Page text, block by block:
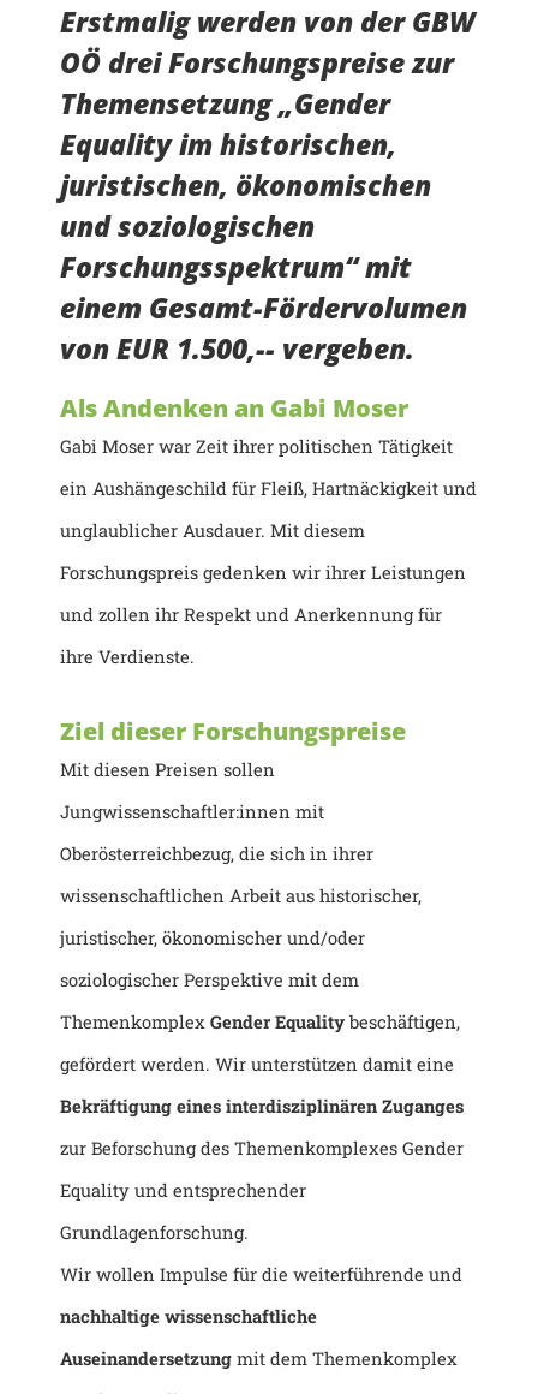
Erstmalig werden von der GBW
OÖ drei Forschungspreise zur
Themensetzung „Gender
Equality im historischen,
juristischen, ökonomischen
und soziologischen
Forschungsspektrum“ mit
einem Gesamt-Fördervolumen
von EUR 1.500,-- vergeben.
Als Andenken an Gabi Moser
Gabi Moser war Zeit ihrer politischen Tätigkeit
ein Aushängeschild für Fleiß, Hartnäckigkeit und
unglaublicher Ausdauer. Mit diesem
Forschungspreis gedenken wir ihrer Leistungen
und zollen ihr Respekt und Anerkennung für
ihre Verdienste.
Ziel dieser Forschungspreise
Mit diesen Preisen sollen
Jungwissenschaftler:innen mit
Oberösterreichbezug, die sich in ihrer
wissenschaftlichen Arbeit aus historischer,
juristischer, ökonomischer und/oder
soziologischer Perspektive mit dem
ThemenkomplexGender Equality beschäftigen,
gefördert werden.Wir unterstützen damit eine
Bekräftigung eines interdisziplinären Zuganges
zur Beforschung des Themenkomplexes Gender
Equality und entsprechender
Grundlagenforschung.
Wir wollen Impulse für die weiterführende und
nachhaltige wissenschaftliche
Auseinandersetzung mit dem Themenkomplex